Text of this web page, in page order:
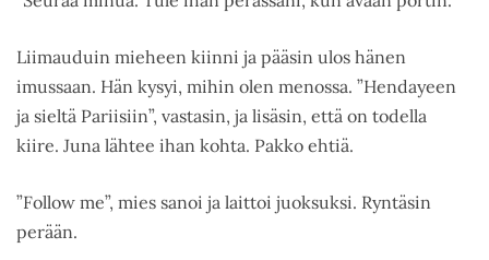
Liimauduin mieheen kiinni ja pääsin ulos hänen
imussaan. Hän kysyi, mihin olen menossa. ”Hendayeen
ja sieltä Pariisiin”, vastasin, ja lisäsin, että on todella
kiire. Juna lähtee ihan kohta. Pakko ehtiä.
”Follow me”, mies sanoi ja laittoi juoksuksi. Ryntäsin
perään.